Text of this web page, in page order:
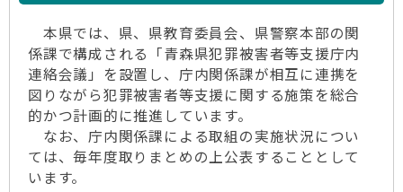
本県では、県、県教育委員会、県警察本部の関
係課で構成される「青森県犯罪被害者等支援庁内
連絡会議」を設置し、庁内関係課が相互に連携を
図りながら犯罪被害者等支援に関する施策を総合
的かつ計画的に推進しています。
なお、庁内関係課による取組の実施状況につい
ては、毎年度取りまとめの上公表することとして
います。